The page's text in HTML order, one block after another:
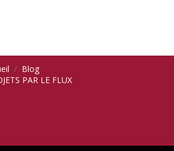
Blog
PAR LE FLUX
Share